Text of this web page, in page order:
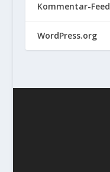
Kommentar-Feed
WordPress.org